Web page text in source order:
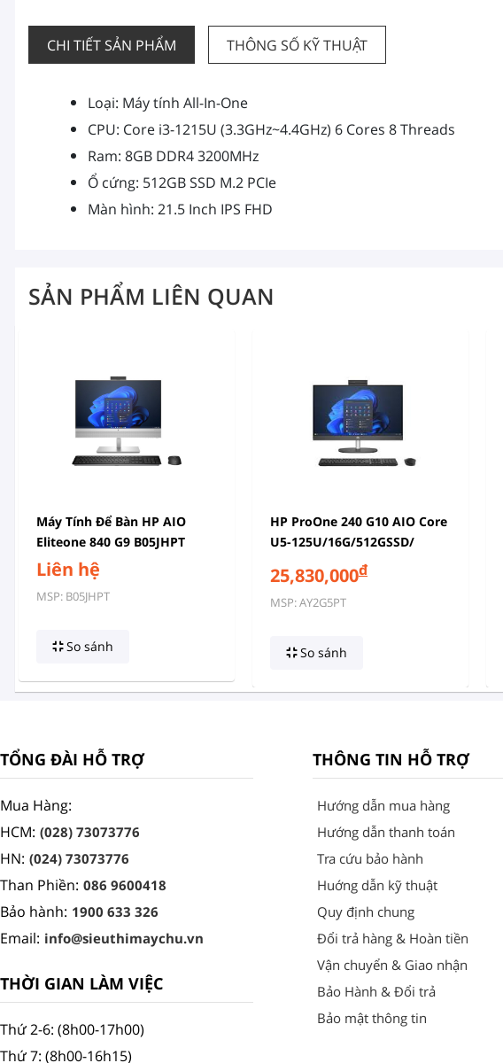
CHI TIẾT SẢN PHẨM THÔNG SỐ KỸ THUẬT
Loại: Máy tính All-In-One
CPU: Core i3-1215U (3.3GHz~4.4GHz) 6 Cores 8 Threads
Ram: 8GB DDR4 3200MHz
Ổ cứng: 512GB SSD M.2 PCIe
Màn hình: 21.5 Inch IPS FHD
SẢN PHẨM LIÊN QUAN
Máy Tính Để Bàn HP AIO
Eliteone 840 G9 B05JHPT
(Intel Core I5-14500 | 8GB |
512GB | Intel UHD Graphics
770 | 23.8 Inch FHD |
5.3 | Keyboard & Mouse |
Liên hệ
MSP: B05JHPT
So sánh
HP ProOne 240 G10 AIO Core
U5-125U/16G/512GSSD/
IPS/WL/BT/WL_KB/WL_M/W11SL/
ĐEN - AY2G5PT
25,830,000đ
MSP: AY2G5PT
So sánh
TỔNG ĐÀI HỖ TRỢ
Mua Hàng:
HCM: (028) 73073776
HN: (024) 73073776
Than Phiền: 086 9600418
Bảo hành: 1900 633 326
Email: info@sieuthimaychu.vn
THỜI GIAN LÀM VIỆC
Thứ 2-6: (8h00-17h00)
Thứ 7: (8h00-16h15)
THÔNG TIN HỖ TRỢ
Hướng dẫn mua hàng
Hướng dẫn thanh toán
Tra cứu bảo hành
Huớng dẫn kỹ thuật
Quy định chung
Đổi trả hàng & Hoàn tiền
Vận chuyển & Giao nhận
Bảo Hành & Đổi trả
Bảo mật thông tin